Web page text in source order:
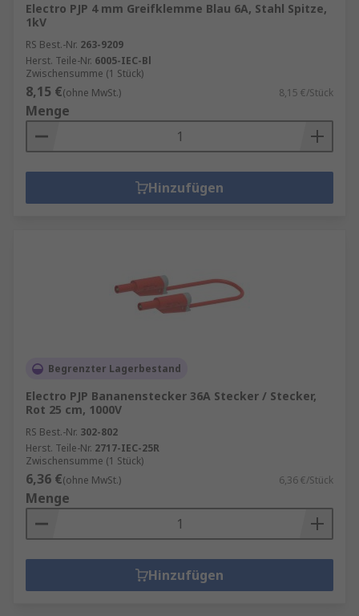
Electro PJP 4 mm Greifklemme Blau 6A, Stahl Spitze,
1kV
RS Best.-Nr. 263-9209
Herst. Teile-Nr. 6005-IEC-Bl
Zwischensumme (1 Stück)
8,15 €(ohne MwSt.) 8,15 €/Stück
Menge
Hinzufügen
Begrenzter Lagerbestand
Electro PJP Bananenstecker 36A Stecker / Stecker,
Rot 25 cm, 1000V
RS Best.-Nr. 302-802
Herst. Teile-Nr. 2717-IEC-25R
Zwischensumme (1 Stück)
6,36 €(ohne MwSt.) 6,36 €/Stück
Menge
Hinzufügen